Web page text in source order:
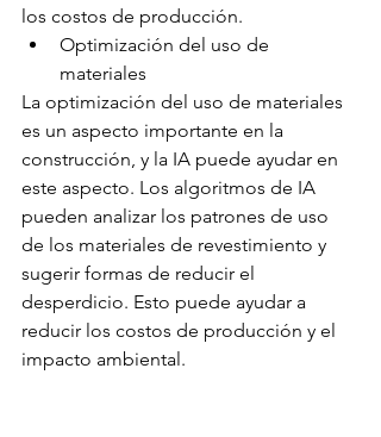
los costos de producción.
Optimización del uso de
materiales
La optimización del uso de materiales
es un aspecto importante en la
construcción, y la IA puede ayudar en
este aspecto. Los algoritmos de IA
pueden analizar los patrones de uso
de los materiales de revestimiento y
sugerir formas de reducir el
desperdicio. Esto puede ayudar a
reducir los costos de producción y el
impacto ambiental.